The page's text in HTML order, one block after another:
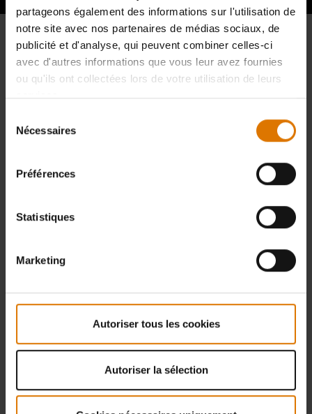
partageons également des informations sur l'utilisation de
notre site avec nos partenaires de médias sociaux, de
publicité et d'analyse, qui peuvent combiner celles-ci
avec d'autres informations que vous leur avez fournies
ou qu'ils ont collectées lors de votre utilisation de leurs
services.
Nécessaires
Préférences
Statistiques
Marketing
Autoriser tous les cookies
Autoriser la sélection